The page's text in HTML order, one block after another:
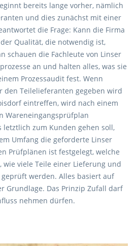
bereits lange vorher, nämlich
und dies zunächst mit einer
die Frage: Kann die Firma
Qualität, die notwendig ist,
schauen die Fachleute von Linser
an und halten alles, was sie
Prozessaudit fest. Wenn
den Teilelieferanten gegeben wird
eintreffen, wird nach einem
Wareneingangsprüfplan
letztlich zum Kunden gehen soll,
Umfang die geforderte Linser
Prüfplänen ist festgelegt, welche
wie viele Teile einer Lieferung und
werden. Alles basiert auf
Grundlage. Das Prinzip Zufall darf
nehmen dürfen.